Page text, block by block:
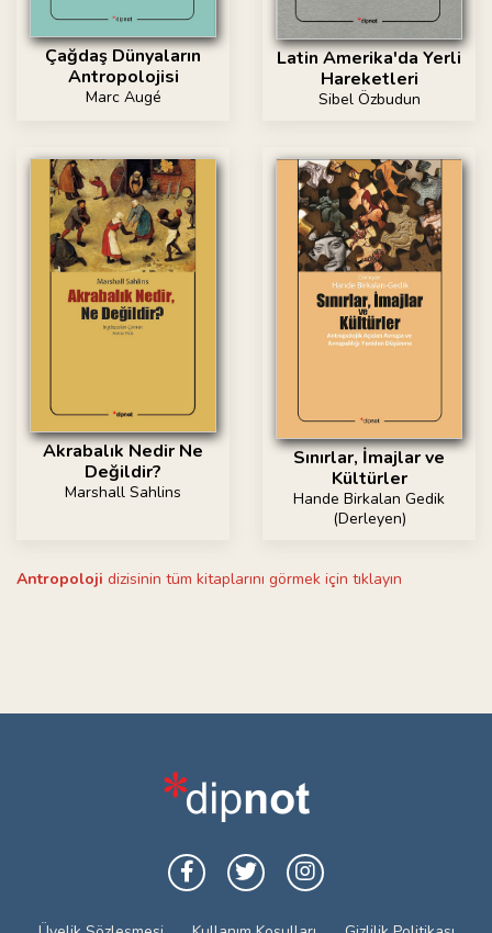
Çağdaş Dünyaların
Antropolojisi
Marc Augé
Latin Amerika'da Yerli
Hareketleri
Sibel Özbudun
Akrabalık Nedir Ne
Değildir?
Marshall Sahlins
Sınırlar, İmajlar ve
Kültürler
Hande Birkalan Gedik
(Derleyen)
Antropoloji dizisinin tüm kitaplarını görmek için tıklayın